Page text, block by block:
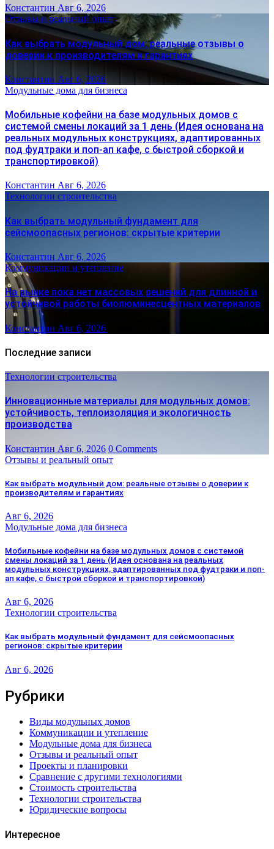
Константин Авг 6, 2026
Отзывы и реальный опыт
Как выбрать модульный дом: реальные отзывы о
доверии к производителям и гарантиях
Константин Авг 6, 2026
Модульные дома для бизнеса
Мобильные кофейни на базе модульных домов с
системой смены локаций за 1 день (Идея основана на
реальных модульных конструкциях, адаптированных
под фудтраки и поп-ап кафе, с быстрой сборкой и
транспортировкой)
Константин Авг 6, 2026
Технологии строительства
Как выбрать модульный фундамент для
сейсмоопасных регионов: скрытые критерии
Константин Авг 6, 2026
Коммуникации и утепление
На рынке пока нет массовых решений для длинной и
устойчивой работы биолюминесцентных материалов
Константин Авг 6, 2026
Последние записи
Технологии строительства
Инновационные материалы для модульных домов:
устойчивость, теплоизоляция и экологичность
производства
Константин Авг 6, 2026 0 Comments
Отзывы и реальный опыт
Как выбрать модульный дом: реальные отзывы о доверии к
производителям и гарантиях
Авг 6, 2026
Модульные дома для бизнеса
Мобильные кофейни на базе модульных домов с системой
смены локаций за 1 день (Идея основана на реальных
модульных конструкциях, адаптированных под фудтраки и поп-
ап кафе, с быстрой сборкой и транспортировкой)
Авг 6, 2026
Технологии строительства
Как выбрать модульный фундамент для сейсмоопасных
регионов: скрытые критерии
Авг 6, 2026
Рубрики
Виды модульных домов
Коммуникации и утепление
Модульные дома для бизнеса
Отзывы и реальный опыт
Проекты и планировки
Сравнение с другими технологиями
Стоимость строительства
Технологии строительства
Юридические вопросы
Интересное